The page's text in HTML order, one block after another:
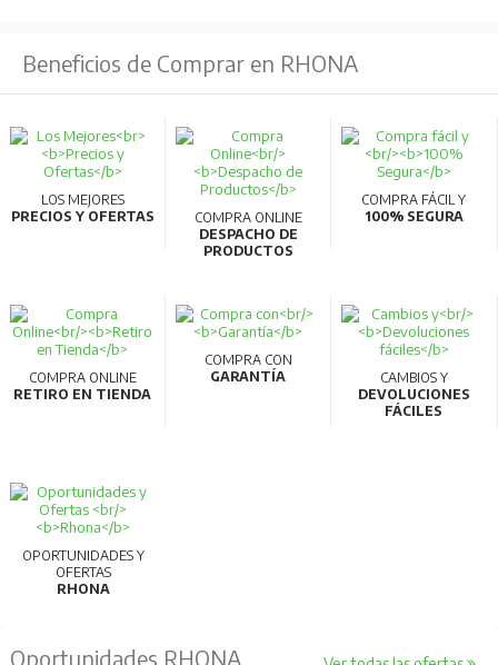
Beneficios de Comprar en RHONA
LOS MEJORES
PRECIOS Y OFERTAS
COMPRA ONLINE
DESPACHO DE
PRODUCTOS
COMPRA FÁCIL Y
100% SEGURA
COMPRA ONLINE
RETIRO EN TIENDA
COMPRA CON
GARANTÍA
CAMBIOS Y
DEVOLUCIONES
FÁCILES
OPORTUNIDADES Y
OFERTAS
RHONA
Oportunidades RHONA